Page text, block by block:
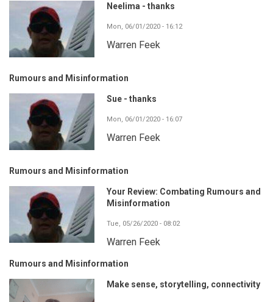
Neelima - thanks
Mon, 06/01/2020 - 16:12
Warren Feek
Rumours and Misinformation
Sue - thanks
Mon, 06/01/2020 - 16:07
Warren Feek
Rumours and Misinformation
Your Review: Combating Rumours and
Misinformation
Tue, 05/26/2020 - 08:02
Warren Feek
Rumours and Misinformation
Make sense, storytelling, connectivity